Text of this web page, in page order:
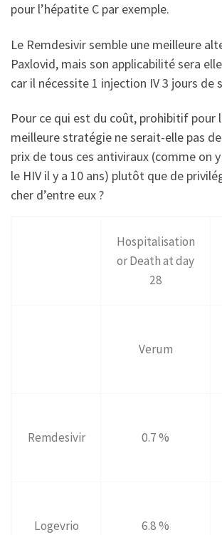
pour l’hépatite C par exemple.
Le Remdesivir semble une meilleure
Paxlovid, mais son applicabilité sera
car il nécessite 1 injection IV 3 jours de
Pour ce qui est du coût, prohibitif pour
meilleure stratégie ne serait-elle pas
prix de tous ces antiviraux (comme on
le HIV il y a 10 ans) plutôt que de
cher d’entre eux ?
Hospitalisation
or Death at day
28
Verum
Remdesivir 0.7 %
Logevrio 6.8 %